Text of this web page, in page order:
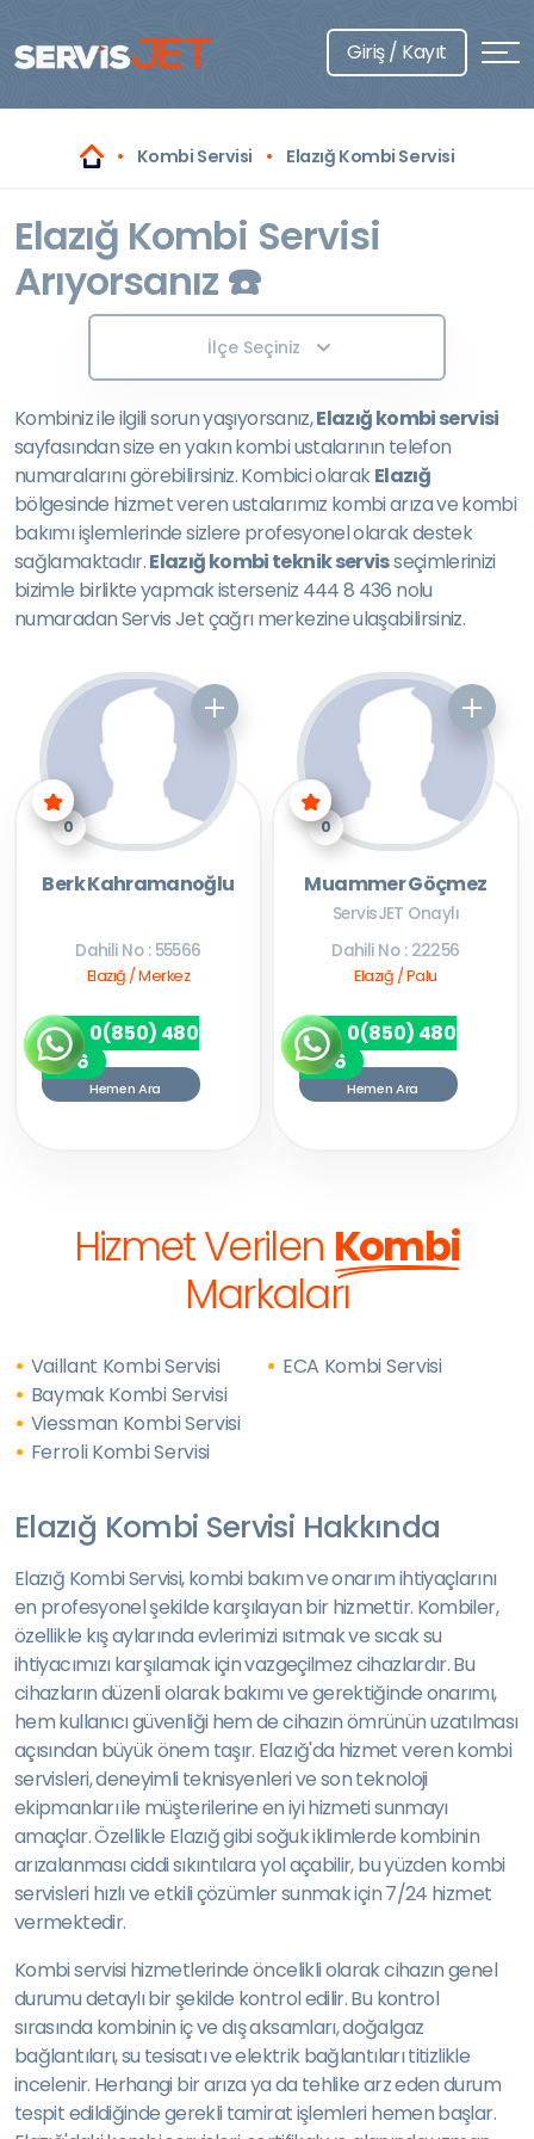
Giriş / Kayıt
Kombi Servisi Elazığ Kombi Servisi
Elazığ Kombi Servisi
Arıyorsanız ☎️
İlçe Seçiniz
Kombiniz ile ilgili sorun yaşıyorsanız,Elazığ kombi servisi
sayfasından size en yakın kombi ustalarının telefon
numaralarını görebilirsiniz. Kombici olarakElazığ
bölgesinde hizmet veren ustalarımız kombi arıza ve kombi
bakımı işlemlerinde sizlere profesyonel olarak destek
sağlamaktadır.Elazığ kombi teknik servisseçimlerinizi
bizimle birlikte yapmak isterseniz 444 8 436 nolu
numaradan Servis Jet çağrı merkezine ulaşabilirsiniz.
0
Berk Kahramanoğlu
Dahili No : 55566
Elazığ / Merkez
0(850) 480
7256
Hemen Ara
0
Muammer Göçmez
ServisJET Onaylı
Dahili No : 22256
Elazığ / Palu
0(850) 480
7256
Hemen Ara
Hizmet Verilen Kombi
Markaları
Vaillant Kombi Servisi
ECA Kombi Servisi
Baymak Kombi Servisi
Viessman Kombi Servisi
Ferroli Kombi Servisi
Elazığ Kombi Servisi Hakkında
Elazığ Kombi Servisi, kombi bakım ve onarım ihtiyaçlarını
en profesyonel şekilde karşılayan bir hizmettir. Kombiler,
özellikle kış aylarında evlerimizi ısıtmak ve sıcak su
ihtiyacımızı karşılamak için vazgeçilmez cihazlardır. Bu
cihazların düzenli olarak bakımı ve gerektiğinde onarımı,
hem kullanıcı güvenliği hem de cihazın ömrünün uzatılması
açısından büyük önem taşır. Elazığ'da hizmet veren kombi
servisleri, deneyimli teknisyenleri ve son teknoloji
ekipmanları ile müşterilerine en iyi hizmeti sunmayı
amaçlar. Özellikle Elazığ gibi soğuk iklimlerde kombinin
arızalanması ciddi sıkıntılara yol açabilir, bu yüzden kombi
servisleri hızlı ve etkili çözümler sunmak için 7/24 hizmet
vermektedir.
Kombi servisi hizmetlerinde öncelikli olarak cihazın genel
durumu detaylı bir şekilde kontrol edilir. Bu kontrol
sırasında kombinin iç ve dış aksamları, doğalgaz
bağlantıları, su tesisatı ve elektrik bağlantıları titizlikle
incelenir. Herhangi bir arıza ya da tehlike arz eden durum
tespit edildiğinde gerekli tamirat işlemleri hemen başlar.